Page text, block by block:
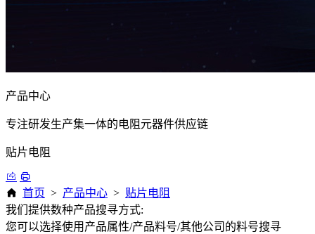
产品中心
专注研发生产集一体的电阻元器件供应链
贴片电阻
首页 > 产品中心 > 贴片电阻
我们提供数种产品搜寻方式:
您可以选择使用产品属性/产品料号/其他公司的料号搜寻